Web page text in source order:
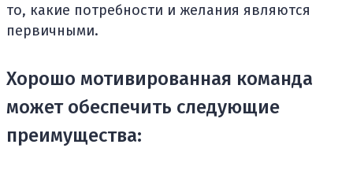
то, какие потребности и желания являются
первичными.
Хорошо мотивированная команда
может обеспечить следующие
преимущества: